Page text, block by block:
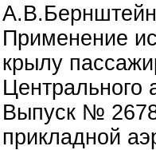
Применение
крылу
Центрального
Выпуск №
прикладной